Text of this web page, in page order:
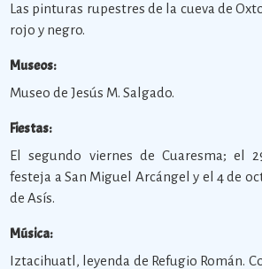
Las pinturas rupestres de la cueva de
rojo y negro.
Museos:
Museo de Jesús M. Salgado.
Fiestas:
El segundo viernes de Cuaresma; el
festeja a San Miguel Arcángel y el 4 de
de Asís.
Música:
Iztacihuatl, leyenda de Refugio Román.